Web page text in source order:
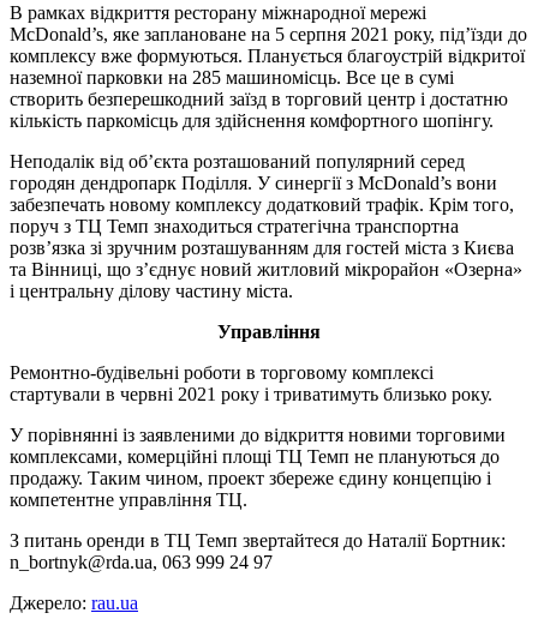
В рамках відкриття ресторану міжнародної мережі
McDonald’s, яке заплановане на 5 серпня 2021 року, під’їзди до
комплексу вже формуються. Планується благоустрій відкритої
наземної парковки на 285 машиномісць. Все це в сумі
створить безперешкодний заїзд в торговий центр і достатню
кількість паркомісць для здійснення комфортного шопінгу.
Неподалік від об’єкта розташований популярний серед
городян дендропарк Поділля. У синергії з McDonald’s вони
забезпечать новому комплексу додатковий трафік. Крім того,
поруч з ТЦ Темп знаходиться стратегічна транспортна
розв’язка зі зручним розташуванням для гостей міста з Києва
та Вінниці, що з’єднує новий житловий мікрорайон «Озерна»
і центральну ділову частину міста.
Управління
Ремонтно-будівельні роботи в торговому комплексі
стартували в червні 2021 року і триватимуть близько року.
У порівнянні із заявленими до відкриття новими торговими
комплексами, комерційні площі ТЦ Темп не плануються до
продажу. Таким чином, проект збереже єдину концепцію і
компетентне управління ТЦ.
З питань оренди в ТЦ Темп звертайтеся до Наталії Бортник:
n_bortnyk@rda.ua, 063 999 24 97
Джерело: rau.ua